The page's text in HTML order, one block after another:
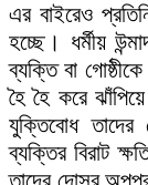
এর বাইরেও
হচ্ছে। ধর্মীয়
ব্যক্তি বা
হৈ হৈ করে
যুক্তিবোধ
ব্যক্তির বিরাট